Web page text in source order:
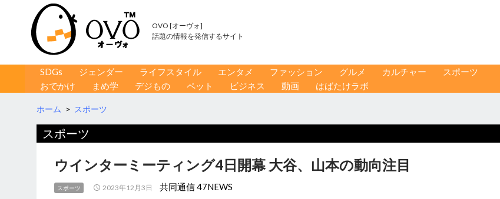
OVO [オーヴォ]
話題の情報を発信するサイト
コンテンツへ移動
SDGs ジェンダー ライフスタイル エンタメ ファッション グルメ カルチャー
スポーツ
おでかけ
まめ学 デジもの ペット ビジネス 動画 はばたけラボ
ホーム > スポーツ
スポーツ
ウインターミーティング4日開幕 大谷、山本の動向注目
スポーツ 2023年12月3日 共同通信 47NEWS